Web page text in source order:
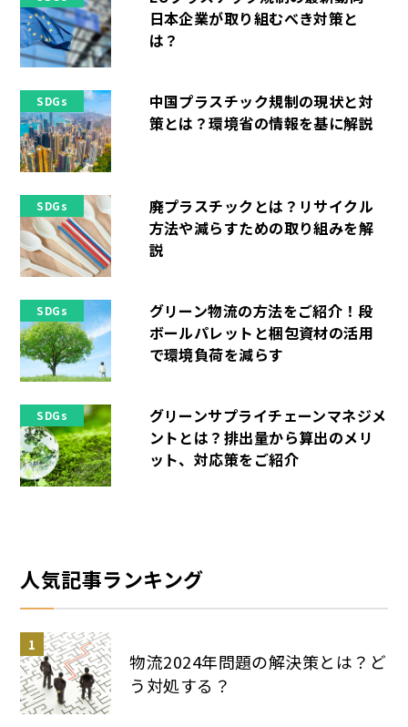
日本企業が取り組むべき対策と
は？
SDGs
中国プラスチック規制の現状と対
策とは？環境省の情報を基に解説
SDGs
廃プラスチックとは？リサイクル
方法や減らすための取り組みを解
説
SDGs
グリーン物流の方法をご紹介！段
ボールパレットと梱包資材の活用
で環境負荷を減らす
SDGs
グリーンサプライチェーンマネジメ
ントとは？排出量から算出のメリ
ット、対応策をご紹介
人気記事ランキング
物流2024年問題の解決策とは？ど
う対処する？